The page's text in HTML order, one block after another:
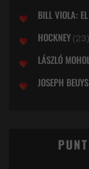
BILL VIOLA:
HOCKNEY (23)
LÁSZLÓ
JOSEPH